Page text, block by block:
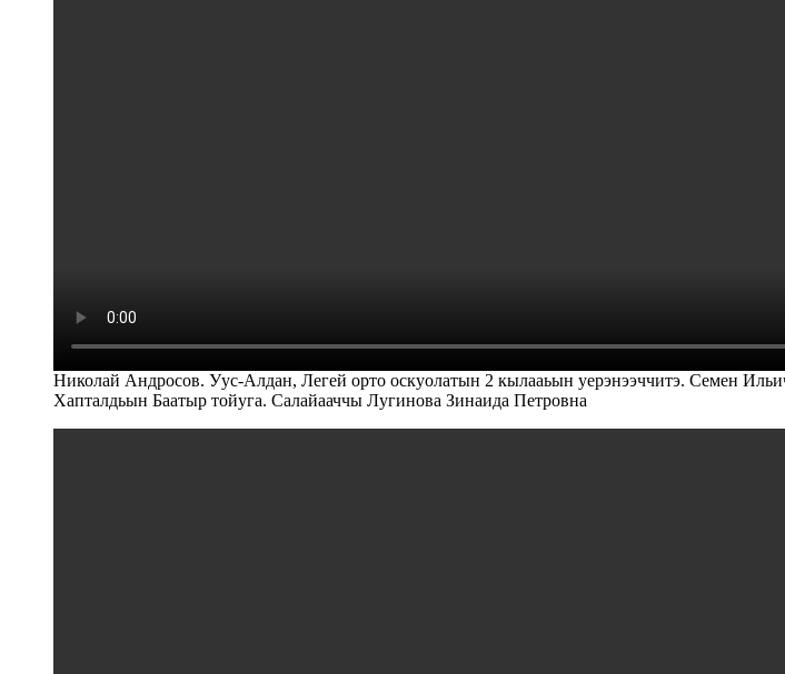
Николай Андросов. Уус-Алдан, Легей орто оскуолатын 2 кылааьын уерэнээччитэ. Семен
Хапталдьын Баатыр тойуга. Салайааччы Лугинова Зинаида Петровна